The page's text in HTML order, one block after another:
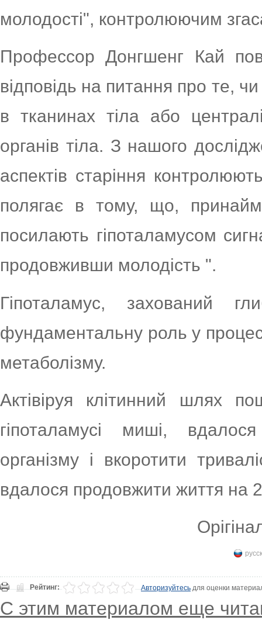
молодості", контролюючим
Профессор Донгшенг Кай
відповідь на питання про те,
в тканинах тіла або
органів тіла. З нашого
аспектів старіння
полягає в тому, що,
посилають гіпоталамусом
продовживши молодість ".
Гіпоталамус, захований
фундаментальну роль у
метаболізму.
Актівіруя клітинний шлях
гіпоталамусі миші,
організму і вкоротити
вдалося продовжити життя на
Рейтинг: Авторизуйтесьдля оценки
С этим материалом еще